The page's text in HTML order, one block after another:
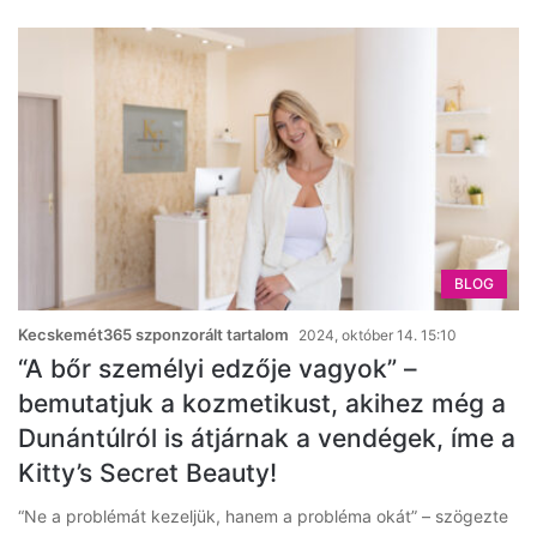
BLOG
Kecskemét365 szponzorált tartalom 2024, október 14. 15:10
“A bőr személyi edzője vagyok” –
bemutatjuk a kozmetikust, akihez még a
Dunántúlról is átjárnak a vendégek, íme a
Kitty’s Secret Beauty!
“Ne a problémát kezeljük, hanem a probléma okát” – szögezte